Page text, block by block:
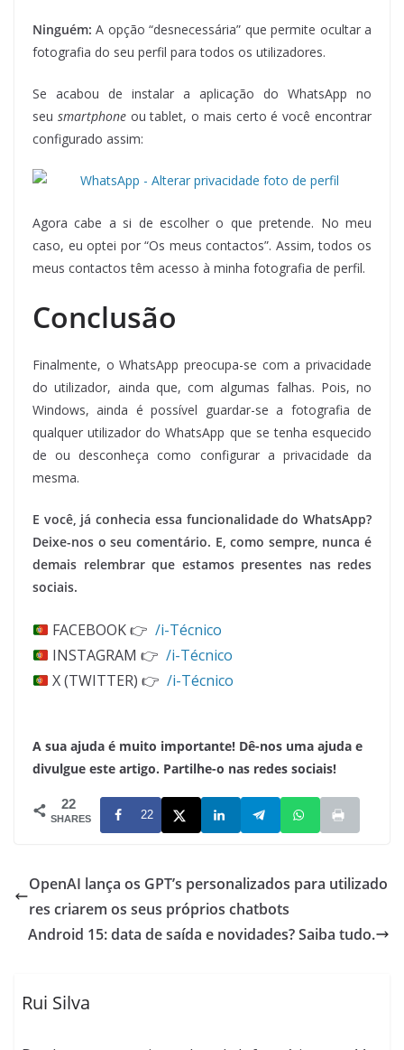
Ninguém: A opção “desnecessária” que permite ocultar a
fotografia do seu perfil para todos os utilizadores.
Se acabou de instalar a aplicação do WhatsApp no
seu smartphoneou tablet, o mais certo é você encontrar
configurado assim:
Agora cabe a si de escolher o que pretende. No meu
caso, eu optei por “Os meus contactos”. Assim, todos os
meus contactos têm acesso à minha fotografia de perfil.
Conclusão
Finalmente, o WhatsApp preocupa-se com a privacidade
do utilizador, ainda que, com algumas falhas. Pois, no
Windows, ainda é possível guardar-se a fotografia de
qualquer utilizador do WhatsApp que se tenha esquecido
de ou desconheça como configurar a privacidade da
mesma.
E você, já conhecia essa funcionalidade do WhatsApp?
Deixe-nos o seu comentário. E, como sempre, nunca é
demais relembrar que estamos presentes nas redes
sociais.
FACEBOOK 👉 /i-Técnico
INSTAGRAM 👉 /i-Técnico
X (TWITTER) 👉 /i-Técnico
A sua ajuda é muito importante! Dê-nos uma ajuda e
divulgue este artigo. Partilhe-o nas redes sociais!
22
SHARES 22
OpenAI lança os GPT’s personalizados para utilizado
res criarem os seus próprios chatbots
Android 15: data de saída e novidades? Saiba tudo.
Rui Silva